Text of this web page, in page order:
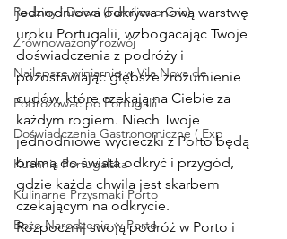
Rodziny i Dzieci (Famílias e Cria)
Zrównoważony rozwój
Najlepsze winiarnie w Vila Nova de
Podróżować po Portugalii
Doświadczenia Gastronomiczne ( Exp
Kuchnia Portugalska
Kulinarne Przysmaki Porto
Boże Narodzenie w Porto
jednodniowa odkrywa nową warstwę
uroku Portugalii, wzbogacając Twoje
doświadczenia z podróży i
pozostawiając głębsze zrozumienie
cudów, które czekają na Ciebie za
każdym rogiem. Niech Twoje
jednodniowe wycieczki z Porto będą
bramą do świata odkryć i przygód,
gdzie każda chwila jest skarbem
czekającym na odkrycie.
Rozpocznij swoją podróż w Porto i